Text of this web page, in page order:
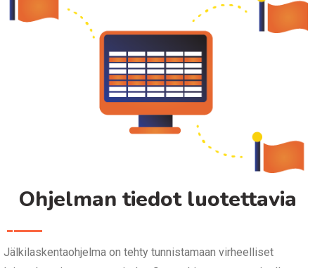
Ohjelman tiedot luotettavia
Jälkilaskentaohjelma on tehty tunnistamaan virheelliset